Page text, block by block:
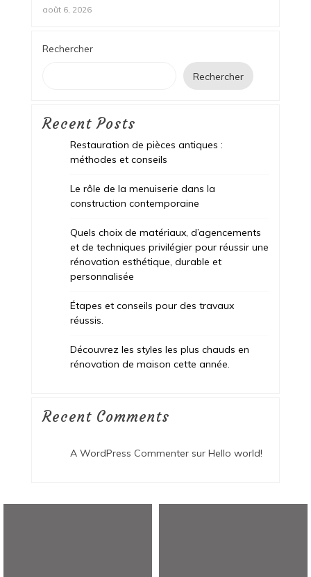
août 6, 2026
Rechercher
Rechercher
Recent Posts
Restauration de pièces antiques :
méthodes et conseils
Le rôle de la menuiserie dans la
construction contemporaine
Quels choix de matériaux, d’agencements
et de techniques privilégier pour réussir une
rénovation esthétique, durable et
personnalisée
Étapes et conseils pour des travaux
réussis.
Découvrez les styles les plus chauds en
rénovation de maison cette année.
Recent Comments
A WordPress Commentersur Hello world!